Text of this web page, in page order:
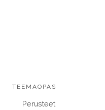
TEEMAOPAS
Perusteet